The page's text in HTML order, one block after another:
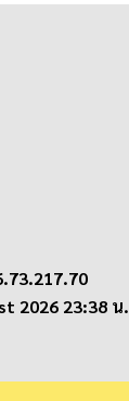
2026 23:38 น.